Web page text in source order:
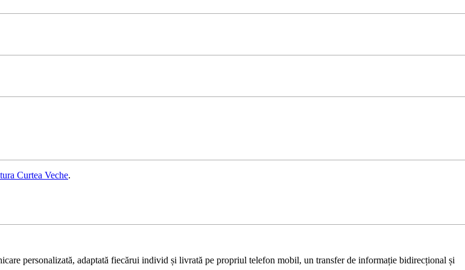
Curtea Veche.
personalizată, adaptată fiecărui individ și livrată pe propriul telefon mobil, un transfer de informație bidirecțional și